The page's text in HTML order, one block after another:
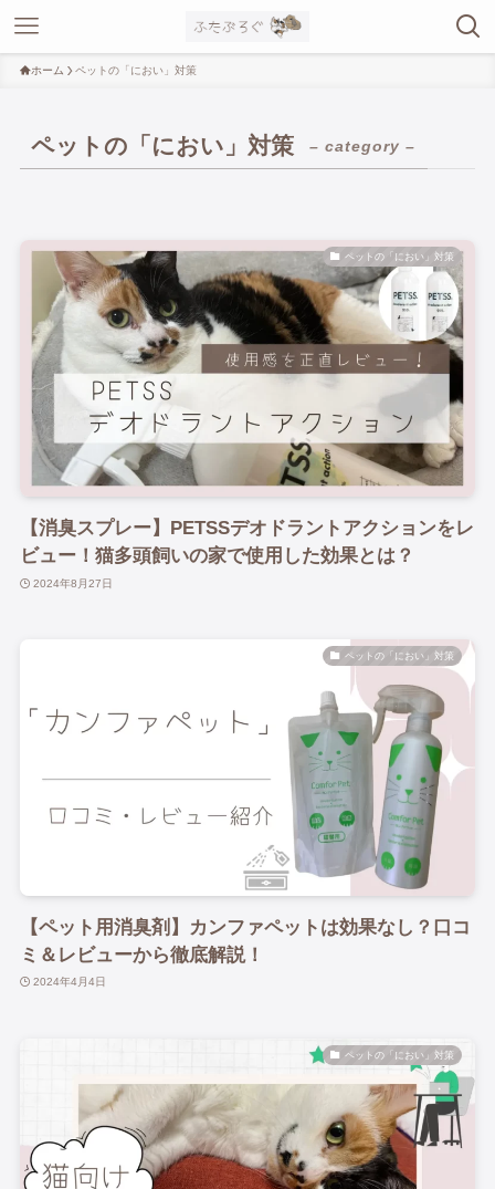
ホーム ペットの「におい」対策
ペットの「におい」対策 – category –
ペットの「におい」対策
【消臭スプレー】PETSSデオドラントアクションをレ
ビュー！猫多頭飼いの家で使用した効果とは？
2024年8月27日
ペットの「におい」対策
【ペット用消臭剤】カンファペットは効果なし？口コ
ミ＆レビューから徹底解説！
2024年4月4日
ペットの「におい」対策